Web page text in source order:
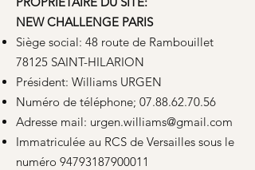
NEW CHALLENGE PARIS
Siège social: 48 route de Rambouillet
78125 SAINT-HILARION
Président: Williams URGEN
Numéro de téléphone; 07.88.62.70.56
Adresse mail: urgen.williams@gmail.com
Immatriculée au RCS de Versailles sous le
numéro 94793187900011